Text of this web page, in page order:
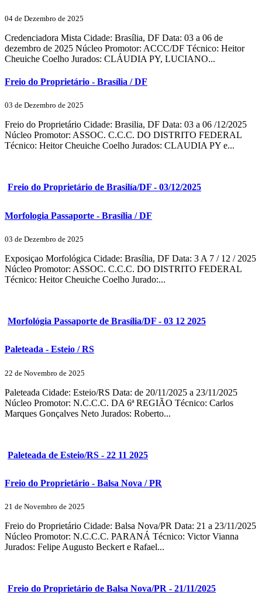
04 de Dezembro de 2025
Credenciadora Mista Cidade: Brasília, DF Data: 03 a 06 de
dezembro de 2025 Núcleo Promotor: ACCC/DF Técnico: Heitor
Cheuiche Coelho Jurados: CLÁUDIA PY, LUCIANO...
Freio do Proprietário - Brasília / DF
03 de Dezembro de 2025
Freio do Proprietário Cidade: Brasilia, DF Data: 03 a 06 /12/2025
Núcleo Promotor: ASSOC. C.C.C. DO DISTRITO FEDERAL
Técnico: Heitor Cheuiche Coelho Jurados: CLAUDIA PY e...
Freio do Proprietário de Brasilía/DF - 03/12/2025
Morfologia Passaporte - Brasília / DF
03 de Dezembro de 2025
Exposiçao Morfológica Cidade: Brasília, DF Data: 3 A 7 / 12 / 2025
Núcleo Promotor: ASSOC. C.C.C. DO DISTRITO FEDERAL
Técnico: Heitor Cheuiche Coelho Jurado:...
Morfológia Passaporte de Brasília/DF - 03 12 2025
Paleteada - Esteio / RS
22 de Novembro de 2025
Paleteada Cidade: Esteio/RS Data: de 20/11/2025 a 23/11/2025
Núcleo Promotor: N.C.C.C. DA 6ª REGIÃO Técnico: Carlos
Marques Gonçalves Neto Jurados: Roberto...
Paleteada de Esteio/RS - 22 11 2025
Freio do Proprietário - Balsa Nova / PR
21 de Novembro de 2025
Freio do Proprietário Cidade: Balsa Nova/PR Data: 21 a 23/11/2025
Núcleo Promotor: N.C.C.C. PARANÁ Técnico: Victor Vianna
Jurados: Felipe Augusto Beckert e Rafael...
Freio do Proprietário de Balsa Nova/PR - 21/11/2025